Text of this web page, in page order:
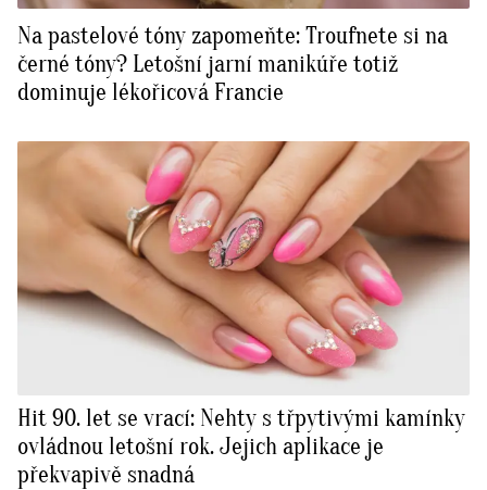
Na pastelové tóny zapomeňte: Troufnete si na
černé tóny? Letošní jarní manikúře totiž
dominuje lékořicová Francie
Hit 90. let se vrací: Nehty s třpytivými kamínky
ovládnou letošní rok. Jejich aplikace je
překvapivě snadná